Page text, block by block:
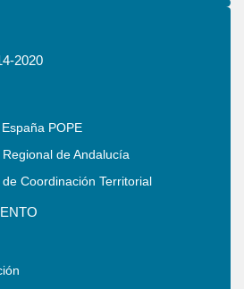
2020
POPE
de Andalucía
Coordinación Territorial